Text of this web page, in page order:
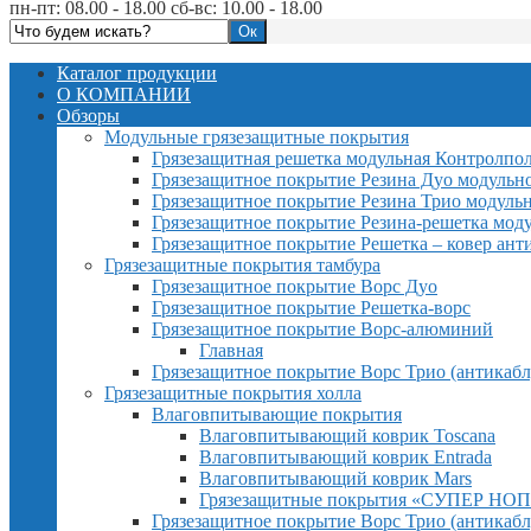
пн-пт: 08.00 - 18.00 сб-вс: 10.00 - 18.00
Каталог продукции
О КОМПАНИИ
Обзоры
Модульные грязезащитные покрытия
Грязезащитная решетка модульная
Грязезащитное покрытие Резина Дуо
Грязезащитное покрытие Резина Трио
Грязезащитное покрытие Резина-решетка
Грязезащитное покрытие Решетка – ковер
Грязезащитные покрытия тамбура
Грязезащитное покрытие Ворс Дуо
Грязезащитное покрытие Решетка-ворс
Грязезащитное покрытие Ворс-алюминий
Главная
Грязезащитное покрытие Ворс Трио
Грязезащитные покрытия холла
Влаговпитывающие покрытия
Влаговпитывающий коврик Toscana
Влаговпитывающий коврик Entrada
Влаговпитывающий коврик Mars
Грязезащитные покрытия «СУПЕР
Грязезащитное покрытие Ворс Трио